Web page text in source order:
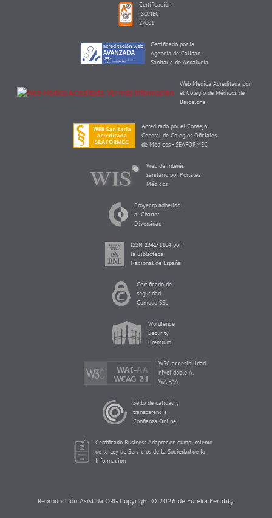
Certificación
ISO/IEC
27001
Certificado por la
Agencia de Calidad
Sanitaria de Andalucía
Web Médica Acreditada por
el Colegio de Médicos de
Barcelona
Acreditado por el Consejo
General de Colegios Oficiales
de Médicos - SEAFORMEC
Web de interés
sanitario por Portales
Médicos
Proyecto adherido
al Charter
Diversidad
ISSN 2341-1104 por
la Biblioteca
Nacional de España
Certificado de
seguridad
Comodo SSL
Wordfence
Security
Premium
W3C accesibilidad
nivel doble A,
WAI-AA
Sello de calidad y
transparencia
Confianza Online
Certificado Business Adapter en cumplimiento
de la Ley de Servicios de la Sociedad de la
Información
Reproducción Asistida ORG Copyright © 2026 de Eureka Fertility.